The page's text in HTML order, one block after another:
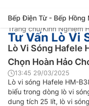
Bếp Điện Từ - Bếp Hồng
Trang chủ/Kinh Nghiệm
Tư Vấn Lò Vi
Lò Vi Sóng Hafele
Chọn Hoàn Hảo
13:45 29/03/2025
Lò vi sóng Hafele HM-
biểu trong dòng lò vi
dung tích 25 lít, lò vi